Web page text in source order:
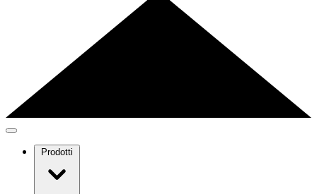
Prodotti